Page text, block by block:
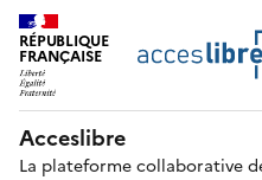
RÉPUBLIQUE
FRANÇAISE
Acceslibre
La plateforme collaborative